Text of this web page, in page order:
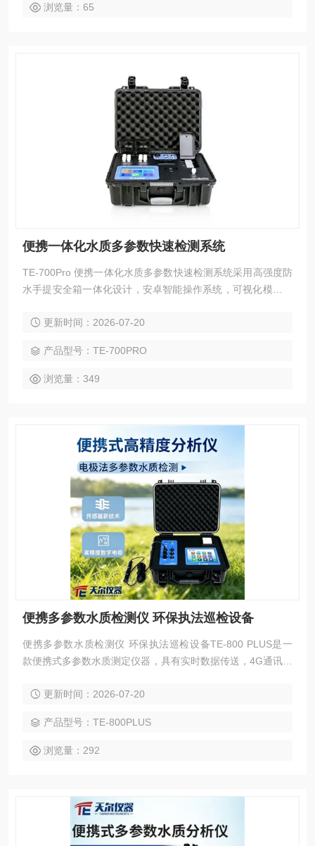
浏览量：65
便携一体化水质多参数快速检测系统
TE-700Pro 便携一体化水质多参数快速检测系统采用高强度防
水手提安全箱一体化设计，安卓智能操作系统，可视化模块设
4G 网络，GPS 定位，现场取证报告，检测数据实时上传云平
度、色度、悬浮物、重金属等 50 多项指标。
更新时间：2026-07-20
产品型号：TE-700PRO
浏览量：349
便携多参数水质检测仪 环保执法巡检设备
便携多参数水质检测仪 环保执法巡检设备TE-800 PLUS是一
款便携式多参数水质测定仪器，具有实时数据传送，4G通讯模
目有COD，TOC，氨氮，浊度，悬浮物，叶绿素，蓝绿藻，余
目，适应于各种恶劣工作环境
更新时间：2026-07-20
产品型号：TE-800PLUS
浏览量：292